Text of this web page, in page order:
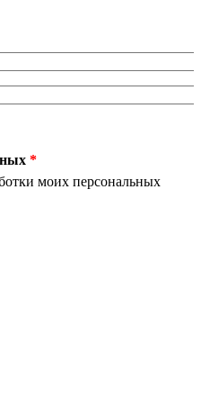
*
моих персональных